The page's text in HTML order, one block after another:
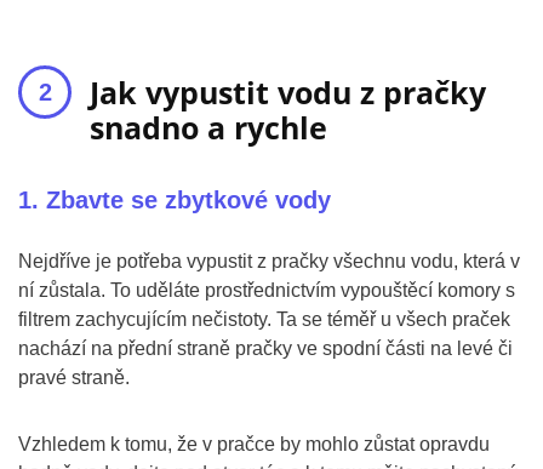
Jak vypustit vodu z pračky
snadno a rychle
1. Zbavte se zbytkové vody
Nejdříve je potřeba vypustit z pračky všechnu vodu, která v
ní zůstala. To uděláte prostřednictvím vypouštěcí komory s
filtrem zachycujícím nečistoty. Ta se téměř u všech praček
nachází na přední straně pračky ve spodní části na levé či
pravé straně.
Vzhledem k tomu, že v pračce by mohlo zůstat opravdu